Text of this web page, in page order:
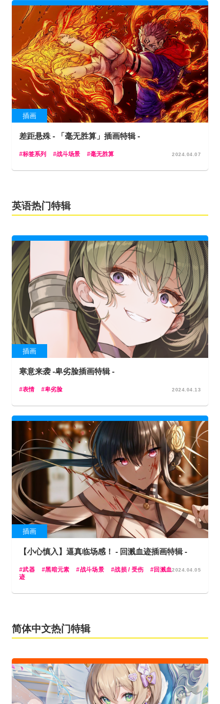
插画
差距悬殊 - 「毫无胜算」插画特辑 -
标签系列 战斗场景 毫无胜算 2024.04.07
英语热门特辑
插画
寒意来袭 -卑劣脸插画特辑 -
表情 卑劣脸 2024.04.13
插画
【小心慎入】逼真临场感！ - 回溅血迹插画特辑 -
武器 黑暗元素 战斗场景 战损 / 受伤
回溅血
迹
2024.04.05
简体中文热门特辑